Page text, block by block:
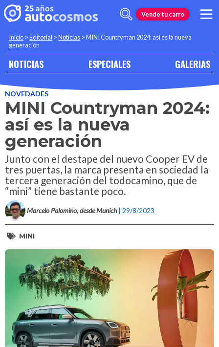
Vende tu carro
Inicio >Editorial >Noticias >MINI Countryman 2024: así es la nueva
generación
NOTICIAS ESPECIALES GALERIAS
NOVEDADES
MINI Countryman 2024:
así es la nueva
generación
Junto con el destape del nuevo Cooper EV de
tres puertas, la marca presenta en sociedad la
tercera generación del todocamino, que de
“mini” tiene bastante poco.
Marcelo Palomino, desde Munich | 29/8/2023
MINI